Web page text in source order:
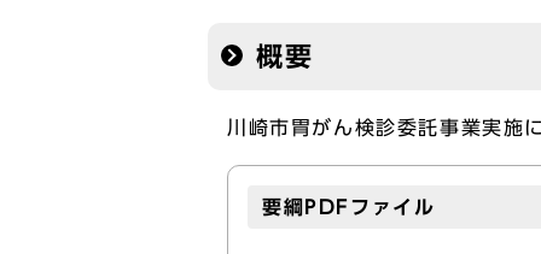
概要
川崎市胃がん検診委託事業実施
要綱PDFファイル